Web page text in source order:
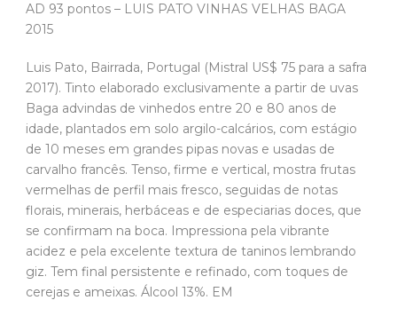
AD 93 pontos – LUIS PATO VINHAS VELHAS BAGA
2015
Luis Pato, Bairrada, Portugal (Mistral US$ 75 para a safra
2017). Tinto elaborado exclusivamente a partir de uvas
Baga advindas de vinhedos entre 20 e 80 anos de
idade, plantados em solo argilo-calcários, com estágio
de 10 meses em grandes pipas novas e usadas de
carvalho francês. Tenso, firme e vertical, mostra frutas
vermelhas de perfil mais fresco, seguidas de notas
florais, minerais, herbáceas e de especiarias doces, que
se confirmam na boca. Impressiona pela vibrante
acidez e pela excelente textura de taninos lembrando
giz. Tem final persistente e refinado, com toques de
cerejas e ameixas. Álcool 13%. EM